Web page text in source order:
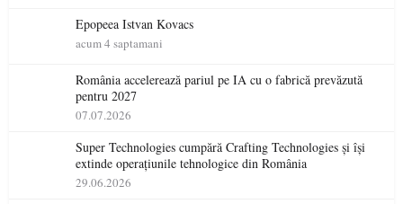
Epopeea Istvan Kovacs
acum 4 saptamani
România accelerează pariul pe IA cu o fabrică prevăzută
pentru 2027
07.07.2026
Super Technologies cumpără Crafting Technologies și își
extinde operațiunile tehnologice din România
29.06.2026